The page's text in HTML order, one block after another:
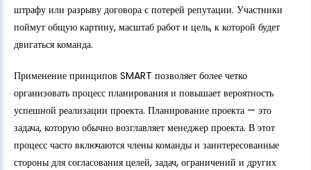
штрафу или разрыву договора с потерей репутации. Участники
поймут общую картину, масштаб работ и цель, к которой будет
двигаться команда.
Применение принципов SMART позволяет более четко
организовать процесс планирования и повышает вероятность
успешной реализации проекта. Планирование проекта — это
задача, которую обычно возглавляет менеджер проекта. В этот
процесс часто включаются члены команды и заинтересованные
стороны для согласования целей, задач, ограничений и других